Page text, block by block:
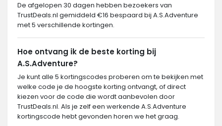
De afgelopen 30 dagen hebben bezoekers van
TrustDeals.nl gemiddeld €16 bespaard bij A.S.Adventure
met 5 verschillende kortingen.
Hoe ontvang ik de beste korting bij
A.S.Adventure?
Je kunt alle 5 kortingscodes proberen om te bekijken met
welke code je de hoogste korting ontvangt, of direct
kiezen voor de code die wordt aanbevolen door
TrustDeals.nl. Als je zelf een werkende A.S.Adventure
kortingscode hebt gevonden horen we het graag.